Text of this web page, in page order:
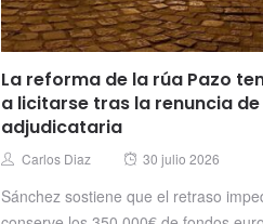
La reforma de la rúa Pazo
a licitarse tras la renuncia
adjudicataria
Author
Carlos Diaz
Posted
30 julio 2026
Sánchez sostiene que el retraso